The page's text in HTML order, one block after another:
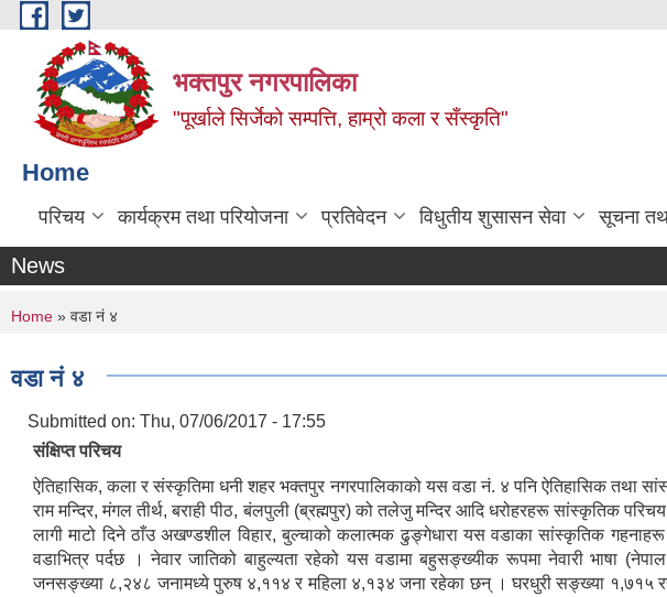
Skip to main content
भक्तपुर नगरपालिका
"पूर्खाले सिर्जेको सम्पत्ति, हाम्रो कला र सँस्कृति"
Home
परिचय कार्यक्रम तथा परियोजना प्रतिवेदन विधुतीय शुसासन सेवा सूचना
News
You are here
Home » वडा नं ४
वडा नं ४
Submitted on: Thu, 07/06/2017 - 17:55
संक्षिप्त परिचय
ऐतिहासिक, कला र संस्कृतिमा धनी शहर भक्तपुर नगरपालिकाको यस वडा नं. ४ पनि ऐतिहासिक तथा
राम मन्दिर, मंगल तीर्थ, बराही पीठ, बंलपुली (ब्रह्मपुर) को तलेजु मन्दिर आदि धरोहरहरू सांस्कृतिक
लागी माटो दिने ठाँउ अखण्डशील विहार, बुल्चाको कलात्मक ढुङ्गेधारा यस वडाका सांस्कृतिक गहनाहरू
वडाभित्र पर्दछ । नेवार जातिको बाहुल्यता रहेको यस वडामा बहुसङ्ख्यीक रूपमा नेवारी भाषा
जनसङ्ख्या ८,२४८ जनामध्ये पुरुष ४,११४ र महिला ४,१३४ जना रहेका छन् । घरधुरी सङ्ख्या १,७१५